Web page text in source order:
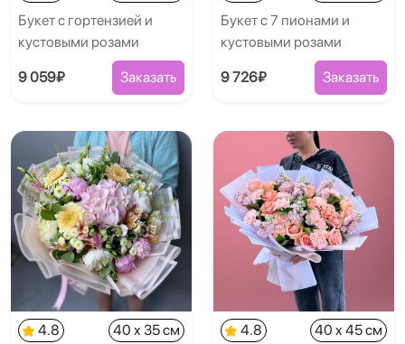
Букет с гортензией и
кустовыми розами
9 059₽ Заказать
Букет с 7 пионами и
кустовыми розами
9 726₽ Заказать
4.8
40 x 35 см
4.8
40 x 45 см